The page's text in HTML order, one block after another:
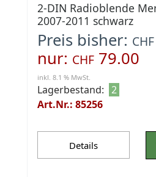
2-DIN Radioblende
2007-2011 schwarz
Preis bisher: CHF
nur: CHF 79.00
inkl. 8.1 % MwSt.
Lagerbestand: 2
Art.Nr.: 85256
Details